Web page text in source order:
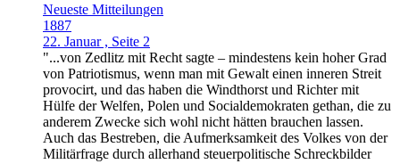
Neueste Mitteilungen
1887
22. Januar , Seite 2
"...von Zedlitz mit Recht sagte – mindestens kein hoher Grad
von Patriotismus, wenn man mit Gewalt einen inneren Streit
provocirt, und das haben die Windthorst und Richter mit
Hülfe der Welfen, Polen und Socialdemokraten gethan, die zu
anderem Zwecke sich wohl nicht hätten brauchen lassen.
Auch das Bestreben, die Aufmerksamkeit des Volkes von der
Militärfrage durch allerhand steuerpolitische Schreckbilder